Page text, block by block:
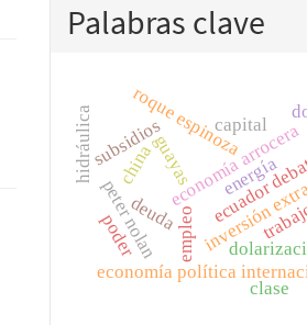
Palabras clave
economía arrocera
roque espinoza
guayas ecuador
empleo
china
peter nolan
deuda inversión
capital
poder
energía
subsidios
hidráulica
economía política
clase